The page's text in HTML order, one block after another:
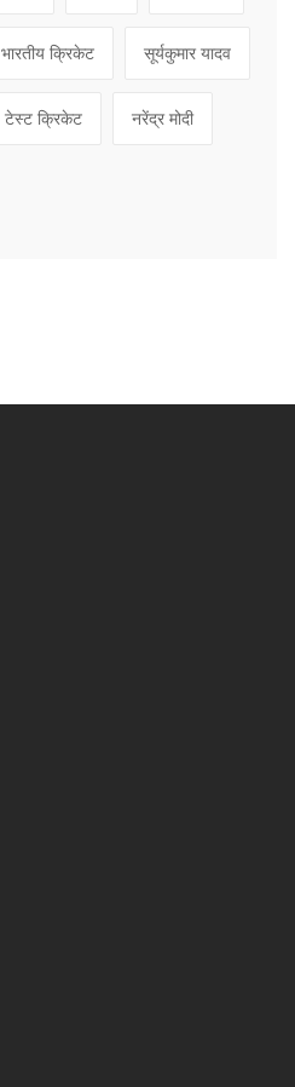
भारतीय क्रिकेट सूर्यकुमार यादव
टेस्ट क्रिकेट नरेंद्र मोदी